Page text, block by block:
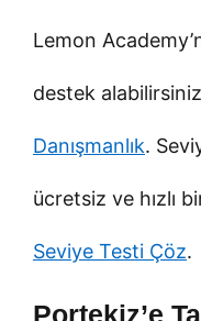
Lemon
destek
Danışmanlık.
ücretsiz ve hızlı
Seviye Testi Çöz.
Portekiz’e